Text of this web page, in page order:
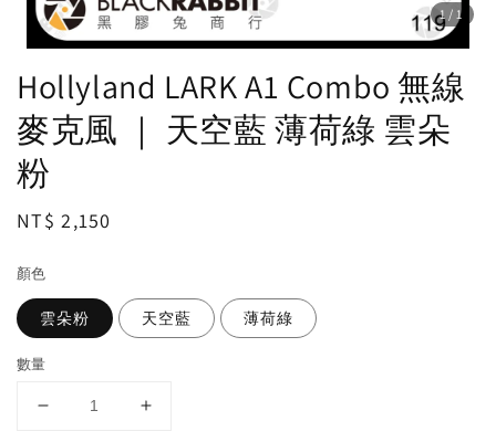
1 /1
Hollyland LARK A1 Combo 無線
麥克風 ｜ 天空藍 薄荷綠 雲朵
粉
Regular
NT$ 2,150
顏色
雲朵粉 天空藍 薄荷綠
數量